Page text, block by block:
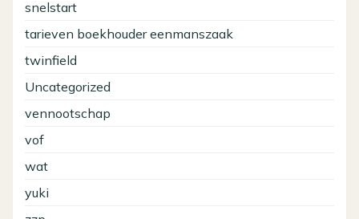
snelstart
tarieven boekhouder eenmanszaak
twinfield
Uncategorized
vennootschap
vof
wat
yuki